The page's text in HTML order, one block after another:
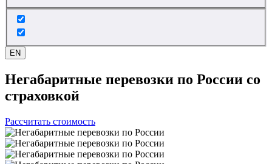
EN
Негабаритные перевозки по России со
страховкой
Рассчитать стоимость